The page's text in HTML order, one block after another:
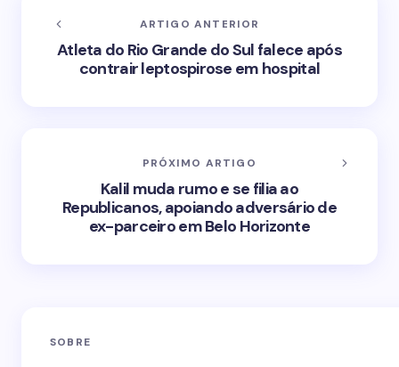
ARTIGO ANTERIOR
Atleta do Rio Grande do Sul falece após
contrair leptospirose em hospital
PRÓXIMO ARTIGO
Kalil muda rumo e se filia ao
Republicanos, apoiando adversário de
ex-parceiro em Belo Horizonte
SOBRE